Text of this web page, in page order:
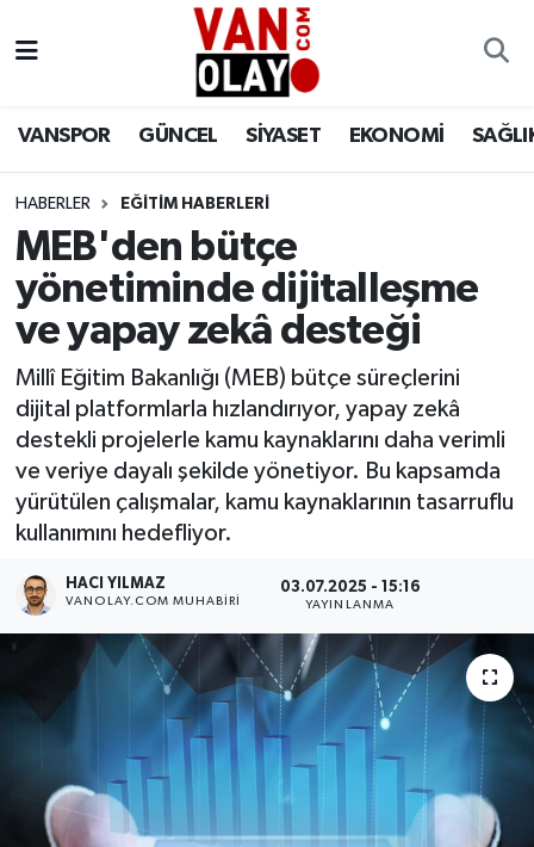
VANSPOR GÜNCEL SİYASET EKONOMİ
HABERLER EĞİTİM HABERLERİ
MEB'den bütçe
yönetiminde dijitalleşme
ve yapay zekâ desteği
Millî Eğitim Bakanlığı (MEB) bütçe süreçlerini
dijital platformlarla hızlandırıyor, yapay zekâ
destekli projelerle kamu kaynaklarını daha verimli
ve veriye dayalı şekilde yönetiyor. Bu kapsamda
yürütülen çalışmalar, kamu kaynaklarının tasarruflu
kullanımını hedefliyor.
HACI YILMAZ
VANOLAY.COM MUHABIRI
03.07.2025 - 15:16
YAYINLANMA
Siyaset
Ekonomi
Sağlık
Eğitim
Bilim & Teknoloji
Dünya
RESMİ İLANLAR
Van Nöbetçi Eczaneler
Van Namaz Vakitleri
Van Trafik Yoğunluk Haritası
Süper Lig Puan Durumu ve Fikstür
Tüm Manşetler
Son Dakika Haberleri
Haber Arşivi